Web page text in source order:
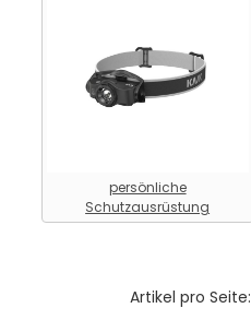
persönliche
Schutzausrüstung
Artikel pro Seite: